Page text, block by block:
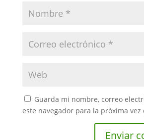
Guarda mi nombre, correo
este navegador para la próxima vez